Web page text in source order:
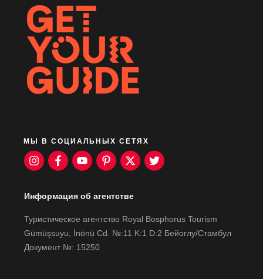
МЫ В СОЦИАЛЬНЫХ СЕТЯХ
Информация об агентстве
Туристическое агентство Royal Bosphorus Tourism
Gümüşsuyu, İnönü Cd. №:11 K:1 D:2 Бейоглу/Стамбул
Документ №: 15250